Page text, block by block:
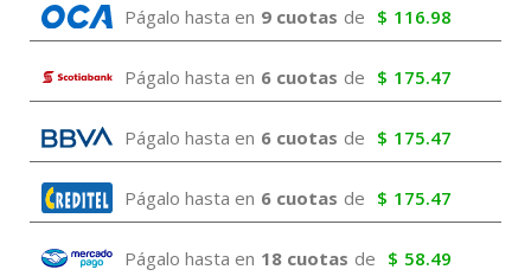
Págalo hasta en 9 cuotas de $ 116.98
Págalo hasta en 6 cuotas de $ 175.47
Págalo hasta en 6 cuotas de $ 175.47
Págalo hasta en 6 cuotas de $ 175.47
Págalo hasta en 18 cuotas de $ 58.49